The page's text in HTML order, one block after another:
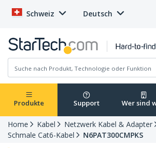
Schweiz Deutsch
Produkte Support Wer sind
Home Kabel
Netzwerk Kabel & Adapter
Schmale Cat6-Kabel
N6PAT300CMPKS